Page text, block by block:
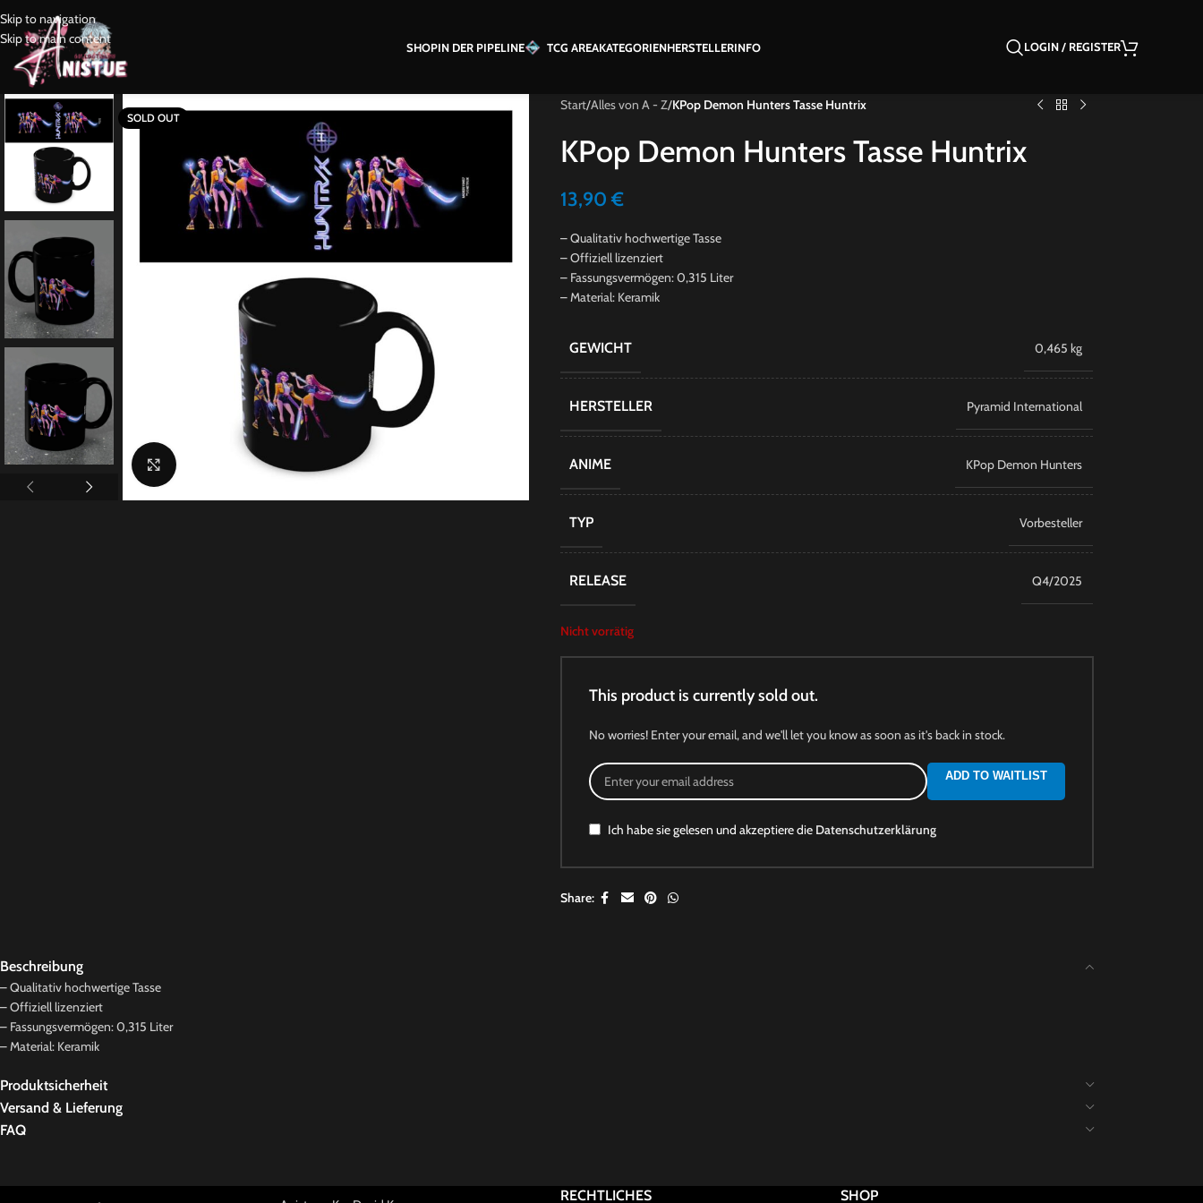
Skip to navigation
Skip to main content
SHOPIN DER PIPELINE TCG AREAKATEGORIENHERSTELLERINFO LOGIN / REGISTER
SOLD OUT
Start/Alles von A - Z/KPop Demon Hunters Tasse Huntrix
KPop Demon Hunters Tasse Huntrix
13,90€
– Qualitativ hochwertige Tasse
– Offiziell lizenziert
– Fassungsvermögen: 0,315 Liter
– Material: Keramik
GEWICHT 0,465 kg
HERSTELLER Pyramid International
ANIME KPop Demon Hunters
TYP Vorbesteller
RELEASE Q4/2025
Nicht vorrätig
This product is currently sold out.
No worries! Enter your email, and we'll let you know as soon as it's back in stock.
ADD TO WAITLIST
Ich habe sie gelesen und akzeptiere die Datenschutzerklärung
Share:
Beschreibung
– Qualitativ hochwertige Tasse
– Offiziell lizenziert
– Fassungsvermögen: 0,315 Liter
– Material: Keramik
Produktsicherheit
Versand & Lieferung
FAQ
RECHTLICHES SHOP